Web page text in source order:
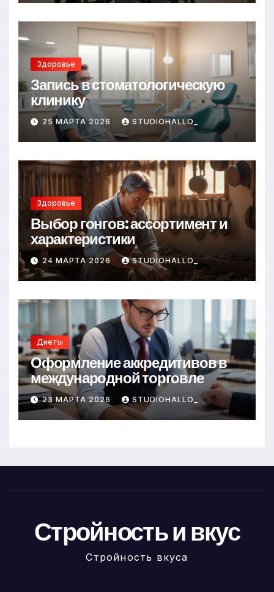
Здоровье
Запись в стоматологическую
клинику
25 МАРТА 2026 STUDIOHALLO_
Здоровье
Выбор гонгов: ассортимент и
характеристики
24 МАРТА 2026 STUDIOHALLO_
Диеты
Оформление аккредитивов в
международной торговле
23 МАРТА 2026 STUDIOHALLO_
Стройность и вкус
Стройность вкуса